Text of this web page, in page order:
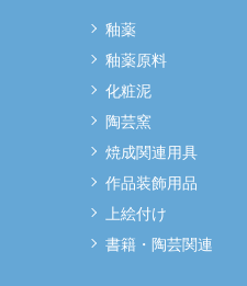
釉薬
釉薬原料
化粧泥
陶芸窯
焼成関連用具
作品装飾用品
上絵付け
書籍・陶芸関連